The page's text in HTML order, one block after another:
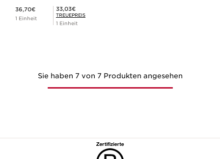
36,70€
1 Einheit
Mitgliederpreis 33,03€
33,03€
TREUEPREIS
1 Einheit
Sie haben 7 von 7 Produkten angesehen